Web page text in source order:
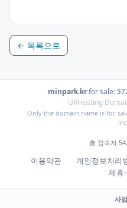
← 목록으로
minpark.kr·for sale:
URHosting
Only the domain name is for
총 접속자
이용약관 · 개인정보처리
제휴
사